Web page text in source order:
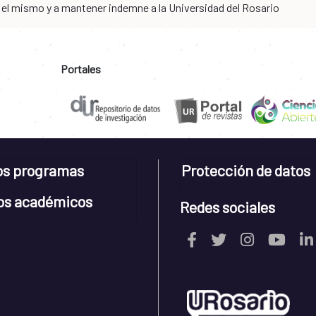
mismo y a mantener indemne a la Universidad del Rosario
Portales
programas
académicos
Protección de datos
Redes sociales